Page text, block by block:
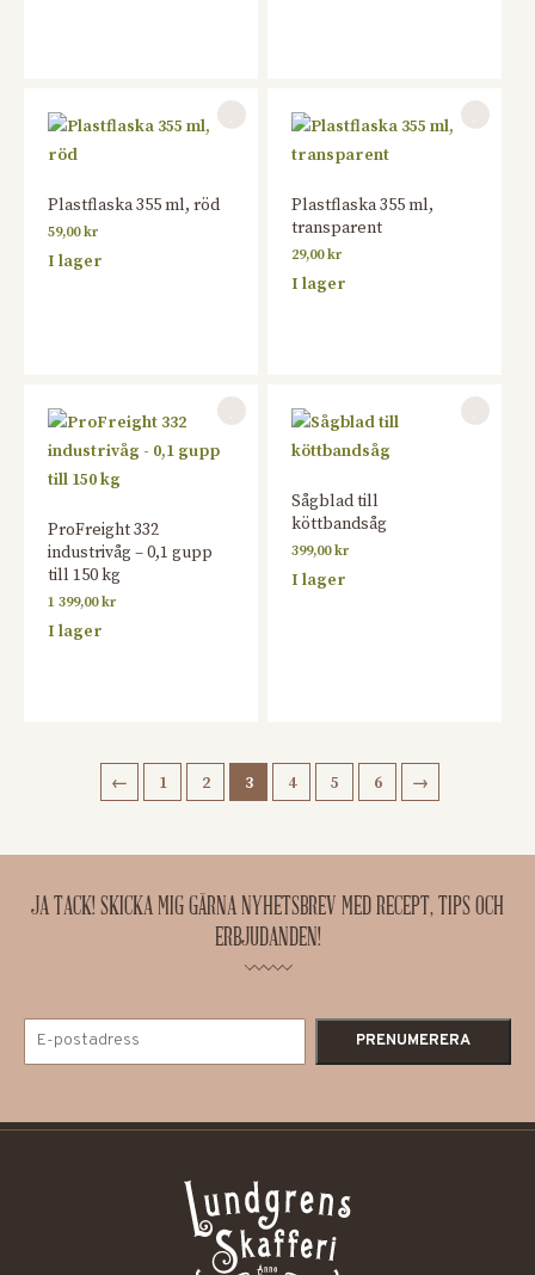
Plastflaska 355 ml, röd
59,00kr
I lager
Plastflaska 355 ml,
transparent
29,00kr
I lager
ProFreight 332
industrivåg – 0,1 gupp
till 150 kg
1 399,00kr
I lager
Sågblad till
köttbandsåg
399,00kr
I lager
← 1 2 3 4 5 6 →
JA TACK! SKICKA MIG GÄRNA NYHETSBREV MED RECEPT, TIPS OCH
ERBJUDANDEN!